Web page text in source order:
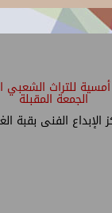
للتراث الشعبي
الجمعة المقبلة
الإبداع الفنى بقبة